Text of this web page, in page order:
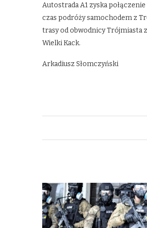
Autostrada A1 zyska
czas podróży samochodem z
trasy od obwodnicy Trójmiasta
Wielki Kack.
Arkadiusz Słomczyński